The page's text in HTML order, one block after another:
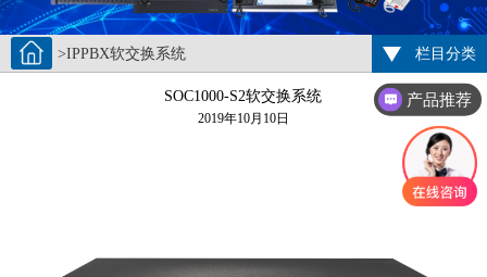
>IPPBX软交换系统 栏目分类
SOC1000-S2软交换系统
2019年10月10日
产品推荐